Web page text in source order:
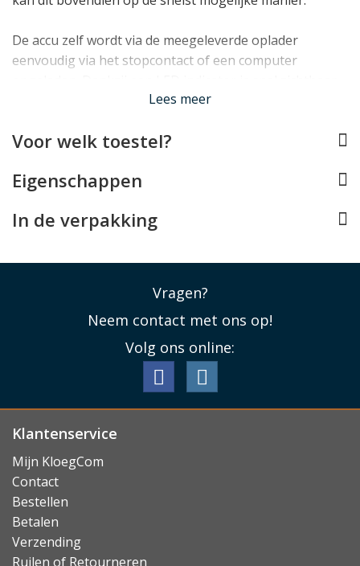
De accu zelf wordt via de meegeleverde oplader
eenvoudig via het stopcontact of een computer
hoe vol de accu nog zit.Lees meer
Voor welk toestel?
Eigenschappen
In de verpakking
Vragen?
Neem contact met ons op!
Volg ons online:
Klantenservice
Mijn KloegCom
Contact
Bestellen
Betalen
Verzending
Ruilen of Retourneren